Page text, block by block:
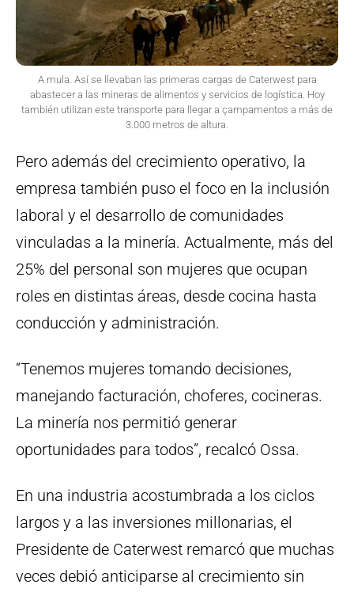
A mula. Así se llevaban las primeras cargas de Caterwest para
abastecer a las mineras de alimentos y servicios de logística. Hoy
también utilizan este transporte para llegar a çampamentos a más de
3.000 metros de altura.
Pero además del crecimiento operativo, la
empresa también puso el foco en la inclusión
laboral y el desarrollo de comunidades
vinculadas a la minería. Actualmente, más del
25% del personal son mujeres que ocupan
roles en distintas áreas, desde cocina hasta
conducción y administración.
“Tenemos mujeres tomando decisiones,
manejando facturación, choferes, cocineras.
La minería nos permitió generar
oportunidades para todos”, recalcó Ossa.
En una industria acostumbrada a los ciclos
largos y a las inversiones millonarias, el
Presidente de Caterwest remarcó que muchas
veces debió anticiparse al crecimiento sin